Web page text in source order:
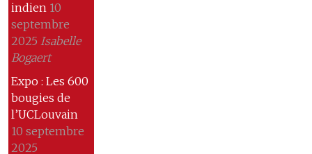
indien 10
septembre
2025 Isabelle
Bogaert
Expo : Les 600
bougies de
l’UCLouvain
10 septembre
2025